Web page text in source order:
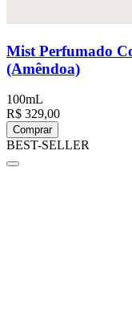
Mist Perfumado
(Amêndoa)
100mL
R$ 329,00
Comprar
BEST-SELLER